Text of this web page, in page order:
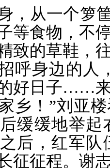
，从一个箩
等食物，不
致的草鞋，
呼身边的人
好日子……
乡！”刘亚
缓缓地举
后，红军
征征程。谢